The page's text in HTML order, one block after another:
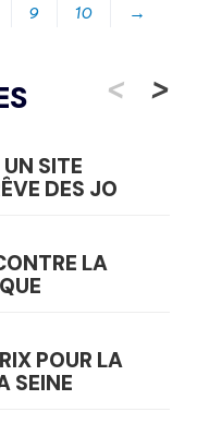
9 10 →
<
SITE
DES JO
LA
POUR LA
SEINE
>